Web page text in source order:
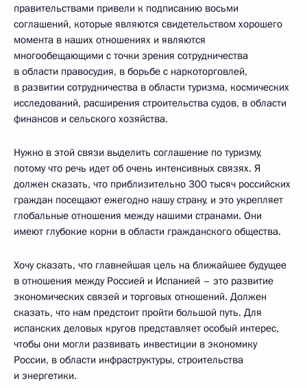
правительствами привели к подписанию восьми
соглашений, которые являются свидетельством хорошего
момента в наших отношениях и являются
многообещающими с точки зрения сотрудничества
в области правосудия, в борьбе с наркоторговлей,
в развитии сотрудничества в области туризма, космических
исследований, расширения строительства судов, в области
финансов и сельского хозяйства.
Нужно в этой связи выделить соглашение по туризму,
потому что речь идет об очень интенсивных связях. Я
должен сказать, что приблизительно 300 тысяч российских
граждан посещают ежегодно нашу страну, и это укрепляет
глобальные отношения между нашими странами. Они
имеют глубокие корни в области гражданского общества.
Хочу сказать, что главнейшая цель на ближайшее будущее
в отношения между Россией и Испанией – это развитие
экономических связей и торговых отношений. Должен
сказать, что нам предстоит пройти большой путь. Для
испанских деловых кругов представляет особый интерес,
чтобы они могли развивать инвестиции в экономику
России, в области инфраструктуры, строительства
и энергетики.